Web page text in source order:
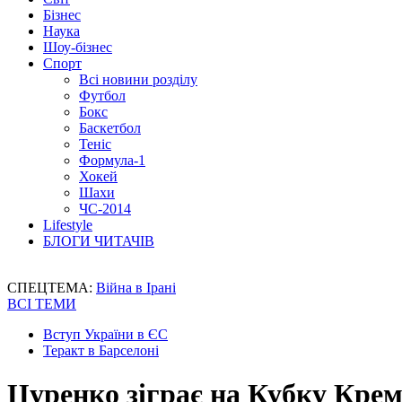
Бізнес
Наука
Шоу-бізнес
Спорт
Всі новини розділу
Футбол
Бокс
Баскетбол
Теніс
Формула-1
Хокей
Шахи
ЧС-2014
Lifestyle
БЛОГИ ЧИТАЧІВ
СПЕЦТЕМА: Війна в Ірані
ВСІ ТЕМИ
Вступ України в ЄС
Теракт в Барселоні
Цуренко зіграє на Кубку